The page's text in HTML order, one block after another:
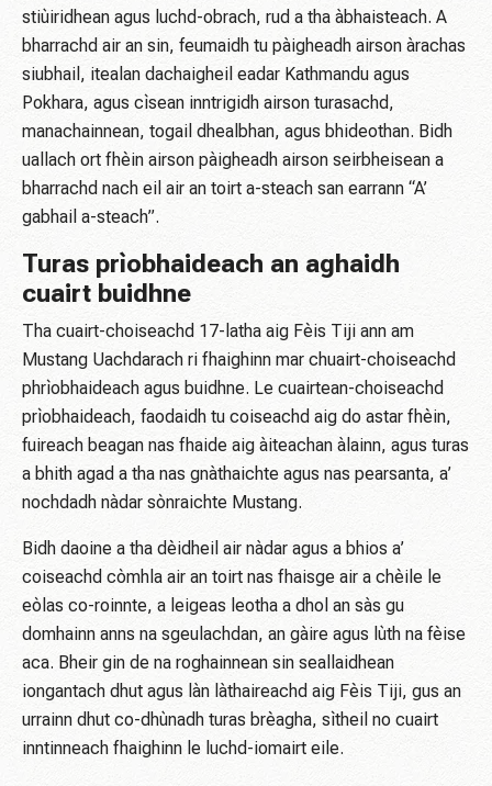
stiùiridhean agus luchd-obrach, rud a tha àbhaisteach. A
bharrachd air an sin, feumaidh tu pàigheadh ​​airson àrachas
siubhail, itealan dachaigheil eadar Kathmandu agus
Pokhara, agus cìsean inntrigidh airson turasachd,
manachainnean, togail dhealbhan, agus bhideothan. Bidh
uallach ort fhèin airson pàigheadh ​​airson seirbheisean a
bharrachd nach eil air an toirt a-steach san earrann “A’
gabhail a-steach”.
Turas prìobhaideach an aghaidh
cuairt buidhne
Tha cuairt-choiseachd 17-latha aig Fèis Tiji ann am
Mustang Uachdarach ri fhaighinn mar chuairt-choiseachd
phrìobhaideach agus buidhne. Le cuairtean-choiseachd
prìobhaideach, faodaidh tu coiseachd aig do astar fhèin,
fuireach beagan nas fhaide aig àiteachan àlainn, agus turas
a bhith agad a tha nas gnàthaichte agus nas pearsanta, a’
nochdadh nàdar sònraichte Mustang.
Bidh daoine a tha dèidheil air nàdar agus a bhios a’
coiseachd còmhla air an toirt nas fhaisge air a chèile le
eòlas co-roinnte, a leigeas leotha a dhol an sàs gu
domhainn anns na sgeulachdan, an gàire agus lùth na fèise
aca. Bheir gin de na roghainnean sin seallaidhean
iongantach dhut agus làn làthaireachd aig Fèis Tiji, gus an
urrainn dhut co-dhùnadh turas brèagha, sìtheil no cuairt
inntinneach fhaighinn le luchd-iomairt eile.